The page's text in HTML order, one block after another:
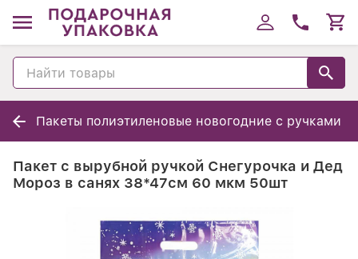
Пакеты полиэтиленовые новогодние с ручками
Пакет с вырубной ручкой Снегурочка и Дед
Мороз в санях 38*47см 60 мкм 50шт